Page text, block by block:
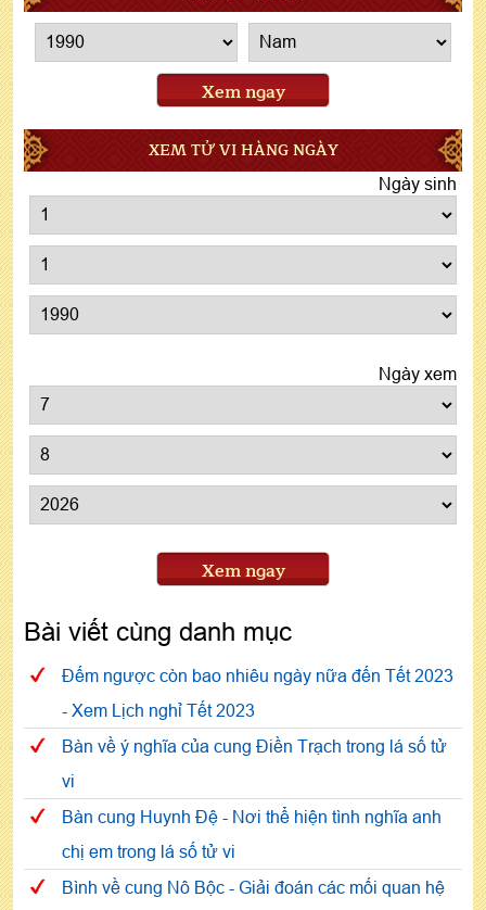
Xem ngay
XEM TỬ VI HÀNG NGÀY
Ngày sinh
Ngày xem
Xem ngay
Bài viết cùng danh mục
Đếm ngược còn bao nhiêu ngày nữa đến Tết 2023
- Xem Lịch nghỉ Tết 2023
Bàn về ý nghĩa của cung Điền Trạch trong lá số tử
vi
Bàn cung Huynh Đệ - Nơi thể hiện tình nghĩa anh
chị em trong lá số tử vi
Bình về cung Nô Bộc - Giải đoán các mối quan hệ